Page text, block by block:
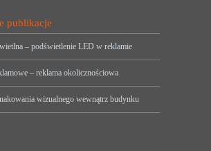
publikacje
– podświetlenie LED w reklamie
– reklama okolicznościowa
wizualnego wewnątrz budynku